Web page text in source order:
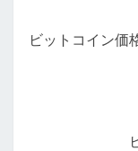
ナビットコイン価